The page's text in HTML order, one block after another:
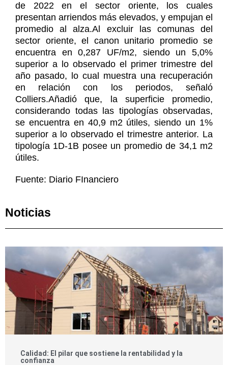
de 2022 en el sector oriente, los cuales
presentan arriendos más elevados, y empujan el
promedio al alza.Al excluir las comunas del
sector oriente, el canon unitario promedio se
encuentra en 0,287 UF/m2, siendo un 5,0%
superior a lo observado el primer trimestre del
año pasado, lo cual muestra una recuperación
en relación con los periodos, señaló
Colliers.Añadió que, la superficie promedio,
considerando todas las tipologías observadas,
se encuentra en 40,9 m2 útiles, siendo un 1%
superior a lo observado el trimestre anterior. La
tipología 1D-1B posee un promedio de 34,1 m2
útiles.
Fuente: Diario FInanciero
Noticias
Calidad: El pilar que sostiene la rentabilidad y la
confianza